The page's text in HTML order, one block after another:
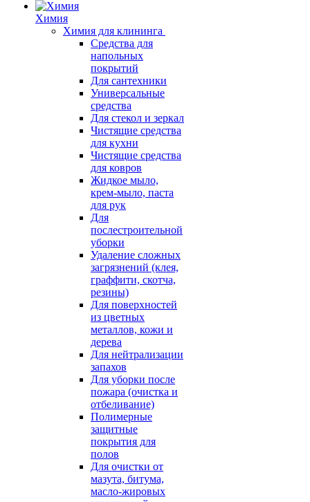
Химия
Химия для клининга
Средства для
напольных
покрытий
Для сантехники
Универсальные
средства
Для стекол и зеркал
Чистящие средства
для кухни
Чистящие средства
для ковров
Жидкое мыло,
крем-мыло, паста
для рук
Для
послестроительной
уборки
Удаление сложных
загрязнений (клея,
граффити, скотча,
резины)
Для поверхностей
из цветных
металлов, кожи и
дерева
Для нейтрализации
запахов
Для уборки после
пожара (очистка и
отбеливание)
Полимерные
защитные
покрытия для
полов
Для очистки от
мазута, битума,
масло-жировых